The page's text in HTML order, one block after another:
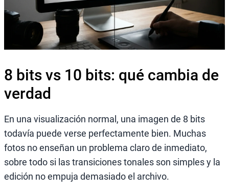
8 bits vs 10 bits: qué cambia de
verdad
En una visualización normal, una imagen de 8 bits
todavía puede verse perfectamente bien. Muchas
fotos no enseñan un problema claro de inmediato,
sobre todo si las transiciones tonales son simples y la
edición no empuja demasiado el archivo.